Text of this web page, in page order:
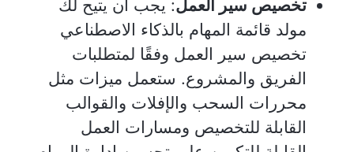
تخصيص سير العمل: يجب أن يتيح لك
مولد قائمة المهام بالذكاء الاصطناعي
تخصيص سير العمل وفقًا لمتطلبات
الفريق والمشروع. ستعمل ميزات مثل
محررات السحب والإفلات والقوالب
القابلة للتخصيص ومسارات العمل